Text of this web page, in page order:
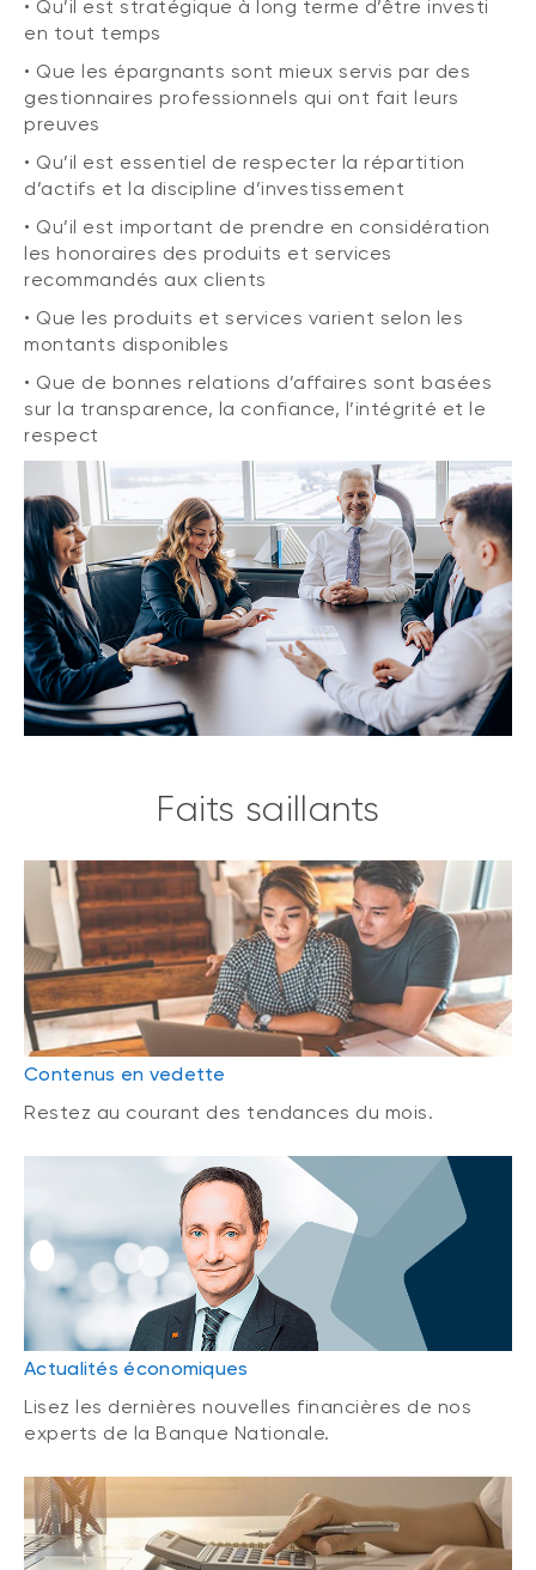
• Qu’il est stratégique à long terme d’être investi
en tout temps
• Que les épargnants sont mieux servis par des
gestionnaires professionnels qui ont fait leurs
preuves
• Qu’il est essentiel de respecter la répartition
d’actifs et la discipline d’investissement
• Qu’il est important de prendre en considération
les honoraires des produits et services
recommandés aux clients
• Que les produits et services varient selon les
montants disponibles
• Que de bonnes relations d’affaires sont basées
sur la transparence, la confiance, l’intégrité et le
respect
Faits saillants
Contenus en vedette
Restez au courant des tendances du mois.
Actualités économiques
Lisez les dernières nouvelles financières de nos
experts de la Banque Nationale.